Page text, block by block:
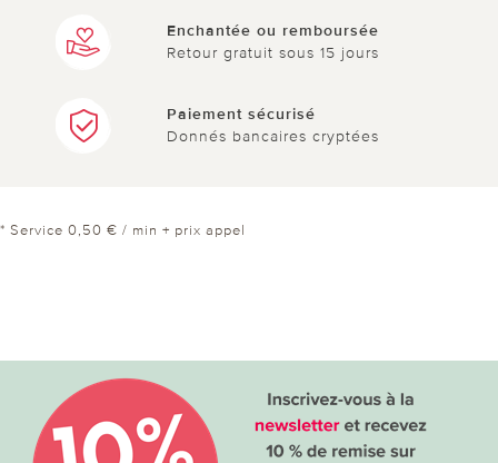
Enchantée ou remboursée
Retour gratuit sous 15 jours
Paiement sécurisé
Donnés bancaires cryptées
* Service 0,50 € / min + prix appel